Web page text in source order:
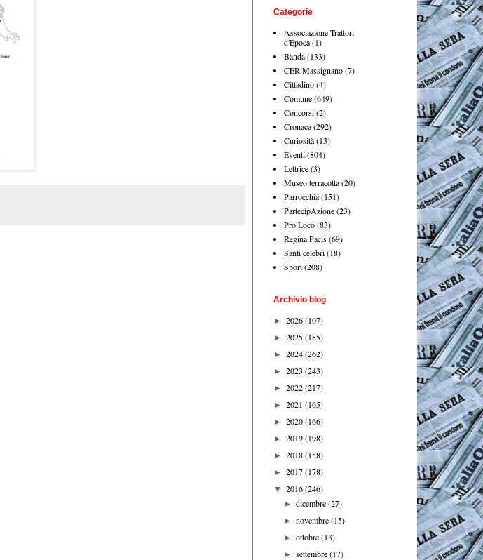
Categorie
Associazione Trattori
d'Epoca(1)
Banda(133)
CER Massignano(7)
Cittadino(4)
Comune(649)
Concorsi(2)
Cronaca(292)
Curiosità(13)
Eventi(804)
Lettrice(3)
Museo terracotta(20)
Parrocchia(151)
PartecipAzione(23)
Pro Loco(83)
Regina Pacis(69)
Santi celebri(18)
Sport(208)
Archivio blog
► 2026(107)
► 2025(185)
► 2024(262)
► 2023 (243)
► 2022(217)
► 2021 (165)
► 2020(166)
► 2019(198)
► 2018(158)
► 2017(178)
▼ 2016(246)
►dicembre(27)
►novembre(15)
►ottobre(13)
►settembre(17)